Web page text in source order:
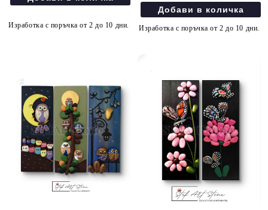
Изработка с поръчка от 2 до 10 дни. Изработка с поръчка от 2 до 10 дни.